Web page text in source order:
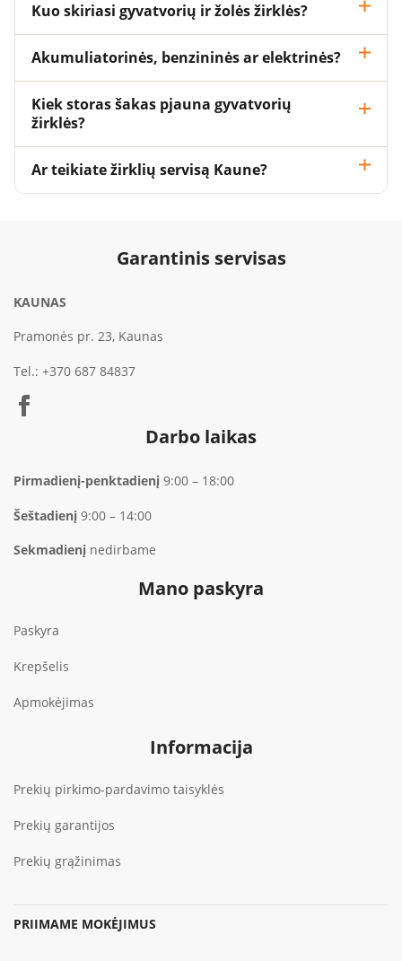
Kuo skiriasi gyvatvorių ir žolės žirklės?
Akumuliatorinės, benzininės ar elektrinės?
Kiek storas šakas pjauna gyvatvorių
žirklės?
Ar teikiate žirklių servisą Kaune?
Garantinis servisas
KAUNAS
Pramonės pr. 23, Kaunas
Tel.: +370 687 84837
Darbo laikas
Pirmadienį-penktadienį 9:00 – 18:00
Šeštadienį 9:00 – 14:00
Sekmadienį nedirbame
Mano paskyra
Paskyra
Krepšelis
Apmokėjimas
Informacija
Prekių pirkimo-pardavimo taisyklės
Prekių garantijos
Prekių grąžinimas
PRIIMAME MOKĖJIMUS